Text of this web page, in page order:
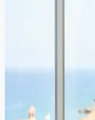
Chipre cada año para
acelerada. Esta guía
propiedad y solicitud
El sector